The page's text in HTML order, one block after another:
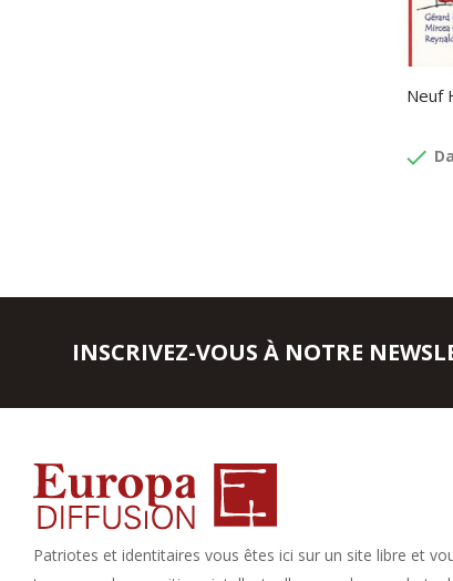
Neuf
done
INSCRIVEZ-VOUS À NOTRE
Patriotes et identitaires vous êtes ici sur un site libre et